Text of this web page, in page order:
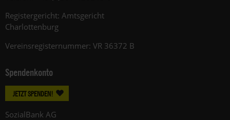
Registergericht: Amtsgericht
Charlottenburg
Vereinsregisternummer: VR 36372 B
Spendenkonto
JETZT SPENDEN!
SozialBank AG